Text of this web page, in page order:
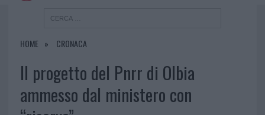
HOME CRONACA
Il progetto del Pnrr di Olbia
ammesso dal ministero con